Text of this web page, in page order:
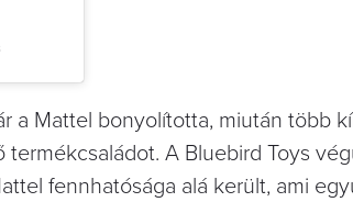
a Mattel bonyolította, miután több
A Bluebird Toys
fennhatósága alá került, ami